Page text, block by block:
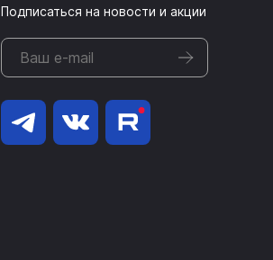
Подписаться на новости и акции